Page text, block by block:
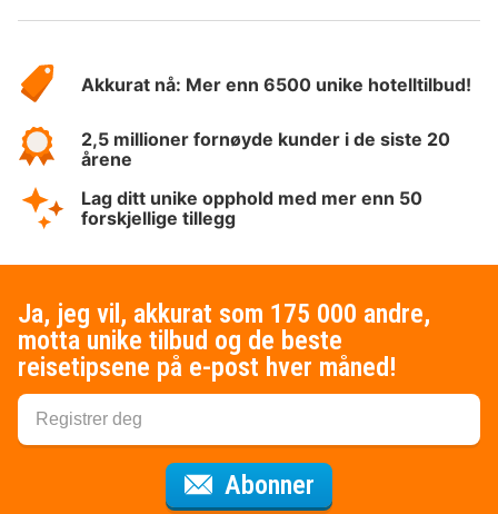
Hotelspecials
Akkurat nå: Mer enn 6500 unike hotelltilbud!
2,5 millioner fornøyde kunder i de siste 20
årene
Lag ditt unike opphold med mer enn 50
forskjellige tillegg
Ja, jeg vil, akkurat som 175 000 andre,
motta unike tilbud og de beste
reisetipsene på e-post hver måned!
Abonner